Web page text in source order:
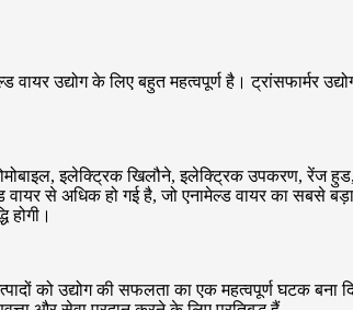
उद्योग के लिए बहुत महत्वपूर्ण है। ट्रांसफार्मर
इलेक्ट्रिक खिलौने, इलेक्ट्रिक उपकरण, रेंज
से अधिक हो गई है, जो एनामेल्ड वायर का सबसे
होगी।
को उद्योग की सफलता का एक महत्वपूर्ण घटक बना